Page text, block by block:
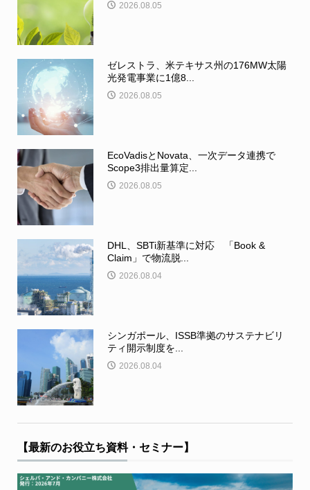
2026.08.05
ゼレストラ、米テキサス州の176MW太陽
光発電事業に1億8...
2026.08.05
EcoVadisとNovata、一次データ連携で
Scope3排出量算定...
2026.08.05
DHL、SBTi新基準に対応 「Book &
Claim」で物流脱...
2026.08.04
シンガポール、ISSB準拠のサステナビリ
ティ開示制度を...
2026.08.04
【最新のお役立ち資料・セミナー】